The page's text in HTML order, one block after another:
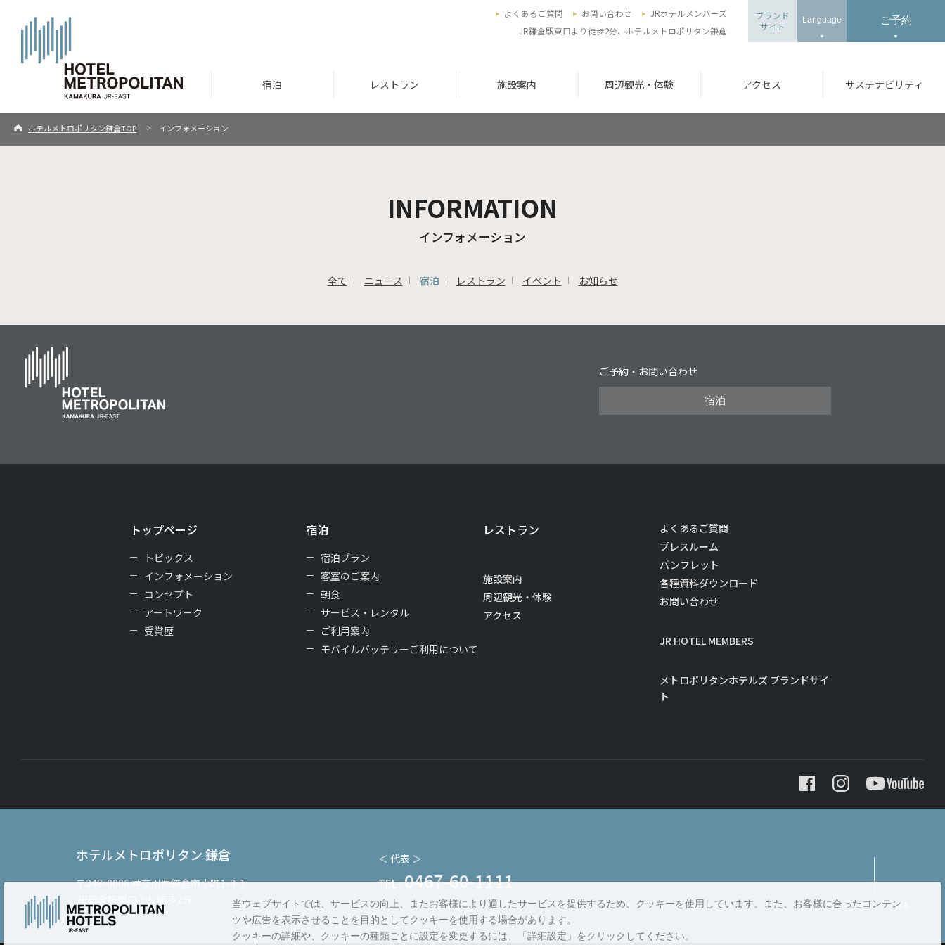
宿泊 レストラン 施設案内 周辺観光・体験 アクセス サステナビリティ
よくあるご質問 お問い合わせ
JRホテルメンバーズ
JR鎌倉駅東口より徒歩2分、ホテルメトロポリタン鎌倉
ブランド
サイト
Language ご予約
ホテルメトロポリタン鎌倉TOP インフォメーション
INFORMATION
インフォメーション
全て ニュース 宿泊 レストラン イベント お知らせ
ご予約・お問い合わせ
宿泊
トップページ
トピックス
インフォメーション
コンセプト
アートワーク
受賞歴
宿泊
宿泊プラン
客室のご案内
朝食
サービス・レンタル
ご利用案内
モバイルバッテリーご利用について
レストラン
施設案内
周辺観光・体験
アクセス
よくあるご質問
プレスルーム
パンフレット
各種資料ダウンロード
お問い合わせ
JR HOTEL MEMBERS
メトロポリタンホテルズ ブランドサイ
ト
ホテルメトロポリタン 鎌倉
〒248-0006神奈川県鎌倉市小町1-8-1
＜ 代表 ＞
TEL :0467-60-1111
ページトップへ戻る
当ウェブサイトでは、サービスの向上、またお客様により適したサービスを提供するため、クッキーを使用しています。また、お客様に合ったコンテン
ツや広告を表示させることを目的としてクッキーを使用する場合があります。
クッキーの詳細や、クッキーの種類ごとに設定を変更するには、「詳細設定」をクリックしてください。